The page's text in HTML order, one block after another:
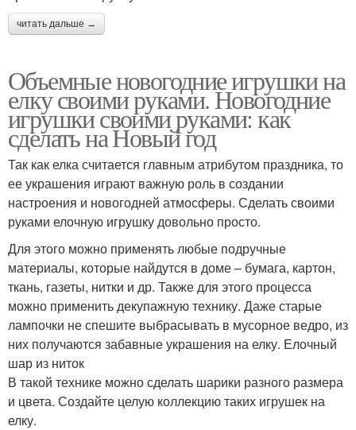
читать дальше →
Объемные новогодние игрушки на
елку своими руками. Новогодние
игрушки своими руками: как
сделать на Новый год
Так как елка считается главным атрибутом праздника, то
ее украшения играют важную роль в создании
настроения и новогодней атмосферы. Сделать своими
руками елочную игрушку довольно просто.
Для этого можно применять любые подручные
материалы, которые найдутся в доме – бумага, картон,
ткань, газеты, нитки и др. Также для этого процесса
можно применить декупажную технику. Даже старые
лампочки не спешите выбрасывать в мусорное ведро, из
них получаются забавные украшения на елку. Елочный
шар из ниток
В такой технике можно сделать шарики разного размера
и цвета. Создайте целую коллекцию таких игрушек на
елку.